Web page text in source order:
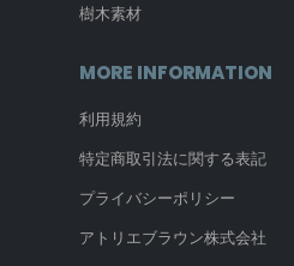
樹木素材
MORE INFORMATION
利用規約
特定商取引法に関する表記
プライバシーポリシー
アトリエブラウン株式会社